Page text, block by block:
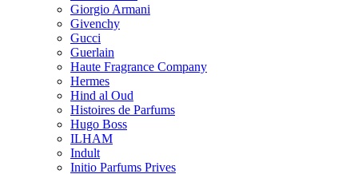
Giorgio Armani
Givenchy
Gucci
Guerlain
Haute Fragrance Company
Hermes
Hind al Oud
Histoires de Parfums
Hugo Boss
ILHAM
Indult
Initio Parfums Prives